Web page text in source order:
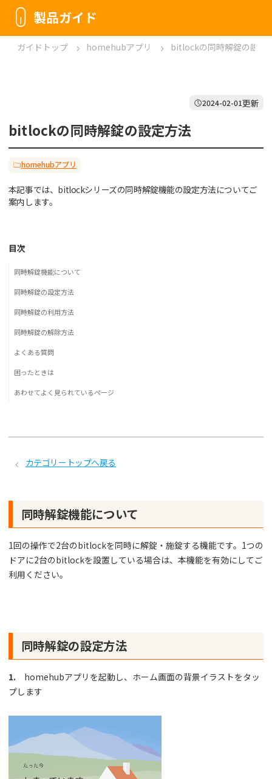
製品ガイド
ガイドトップ homehubアプリ bitlockの同時解錠の設定
2024-02-01更新
bitlockの同時解錠の設定方法
homehubアプリ
本記事では、bitlockシリーズの同時解錠機能の設定方法についてご
案内します。
目次
同時解錠機能について
同時解錠の設定方法
同時解錠の利用方法
同時解錠の解除方法
よくある質問
困ったときは
あわせてよく見られているページ
カテゴリートップへ戻る
同時解錠機能について
1回の操作で2台のbitlockを同時に解錠・施錠する機能です。1つの
ドアに2台のbitlockを設置している場合は、本機能を有効にしてご
利用ください。
同時解錠の設定方法
1. homehubアプリを起動し、ホーム画面の背景イラストをタッ
プします